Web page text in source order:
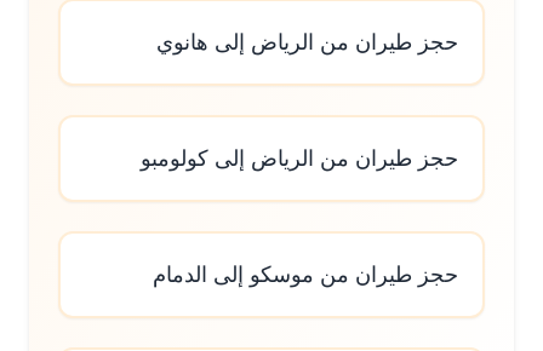
حجز طيران من الرياض إلى هانوي
حجز طيران من الرياض إلى كولومبو
حجز طيران من موسكو إلى الدمام